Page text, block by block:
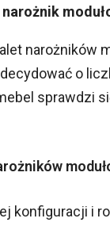
narożników
o
sprawdzi
konfiguracji i